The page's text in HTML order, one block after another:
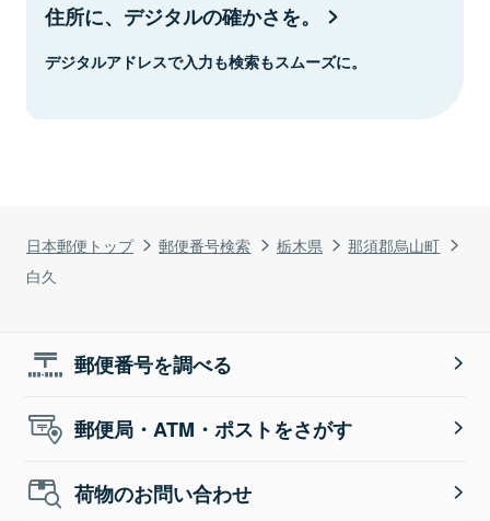
日本郵便トップ 郵便番号検索 栃木県
那須郡烏山町
白久
住所に、デジタルの確かさを。
デジタルアドレスで入力も検索もスムーズに。
郵便番号を調べる
郵便局・ATM・ポストをさがす
荷物のお問い合わせ